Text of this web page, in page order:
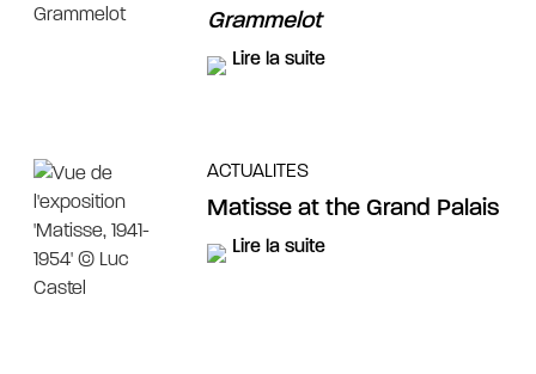
Grammelot
Lire la suite
ACTUALITES
Matisse at the Grand Palais
Lire la suite